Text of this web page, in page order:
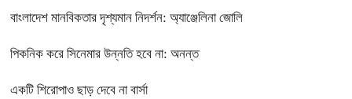
বাংলাদেশ মানবিকতার দৃশ্যমান নিদর্শন: অ্যাঞ্জেলিনা জোলি
পিকনিক করে সিনেমার উন্নতি হবে না: অনন্ত
একটি শিরোপাও ছাড় দেবে না বার্সা